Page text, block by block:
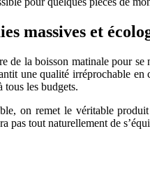
massives et
de la boisson matinale pour
une qualité irréprochable
tous les budgets.
on remet le véritable
pas tout naturellement de